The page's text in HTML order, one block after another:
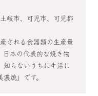
岐市、可児市、可児郡
される食器類の生産量
日本の代表的な焼き物
知らないうちに生活に
焼」です。